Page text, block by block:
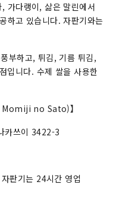
가다랭이, 삶은 말린에서
하고 있습니다. 자판기와는
부하고, 튀김, 기름 튀김,
입니다. 수제 쌀을 사용한
Momiji no Sato)】
카쓰이 3422-3
판기는 24시간 영업